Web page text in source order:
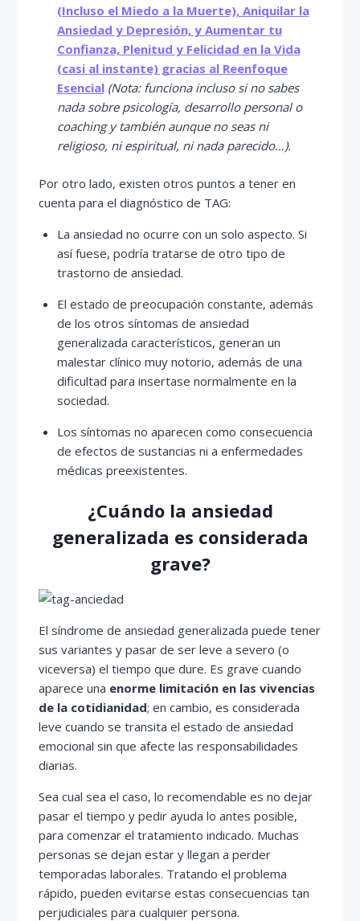
(Incluso el Miedo a la Muerte), Aniquilar la
Ansiedad y Depresión, y Aumentar tu
Confianza, Plenitud y Felicidad en la Vida
(casi al instante) gracias al Reenfoque
Esencial (Nota: funciona incluso si no sabes
nada sobre psicología, desarrollo personal o
coaching y también aunque no seas ni
religioso, ni espiritual, ni nada parecido…).
Por otro lado, existen otros puntos a tener en
cuenta para el diagnóstico de TAG:
La ansiedad no ocurre con un solo aspecto. Si
así fuese, podría tratarse de otro tipo de
trastorno de ansiedad.
El estado de preocupación constante, además
de los otros síntomas de ansiedad
generalizada característicos, generan un
malestar clínico muy notorio, además de una
dificultad para insertase normalmente en la
sociedad.
Los síntomas no aparecen como consecuencia
de efectos de sustancias ni a enfermedades
médicas preexistentes.
¿Cuándo la ansiedad
generalizada es considerada
grave?
El síndrome de ansiedad generalizada puede tener
sus variantes y pasar de ser leve a severo (o
viceversa) el tiempo que dure. Es grave cuando
aparece una enorme limitación en las vivencias
de la cotidianidad; en cambio, es considerada
leve cuando se transita el estado de ansiedad
emocional sin que afecte las responsabilidades
diarias.
Sea cual sea el caso, lo recomendable es no dejar
pasar el tiempo y pedir ayuda lo antes posible,
para comenzar el tratamiento indicado. Muchas
personas se dejan estar y llegan a perder
temporadas laborales. Tratando el problema
rápido, pueden evitarse estas consecuencias tan
perjudiciales para cualquier persona.